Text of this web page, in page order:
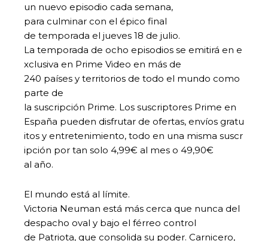
un nuevo episodio cada semana,
para culminar con el épico final
de temporada el jueves 18 de julio.
La temporada de ocho episodios se emitirá en e
xclusiva en Prime Video en más de
240 países y territorios de todo el mundo como
parte de
la suscripción Prime. Los suscriptores Prime en
España pueden disfrutar de ofertas, envíos gratu
itos y entretenimiento, todo en una misma suscr
ipción por tan solo 4,99€ al mes o 49,90€
al año.
El mundo está al límite.
Victoria Neuman está más cerca que nunca del
despacho oval y bajo el férreo control
de Patriota, que consolida su poder. Carnicero,